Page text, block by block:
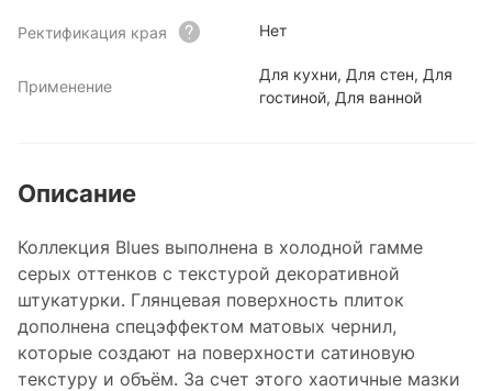
Ректификация края Нет
Применение
Для кухни, Для стен, Для
гостиной, Для ванной
Описание
Коллекция Blues выполнена в холодной гамме
серых оттенков с текстурой декоративной
штукатурки. Глянцевая поверхность плиток
дополнена спецэффектом матовых чернил,
которые создают на поверхности сатиновую
текстуру и объём. За счет этого хаотичные мазки